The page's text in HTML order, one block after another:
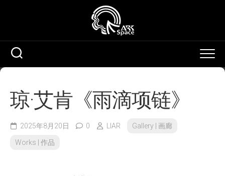
琼·艾肯《雨滴项链》
2025年8月20日 0 LIAR Gallery | 画廊
Works | 作品